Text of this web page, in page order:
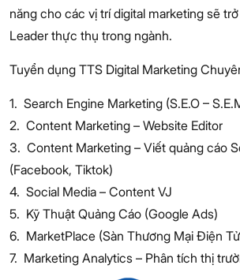
năng cho các vị trí digital marketing sẽ
Leader thực thụ trong ngành.
Tuyển dụng TTS Digital Marketing
1. Search Engine Marketing (S.E.O –
2. Content Marketing – Website Editor
3. Content Marketing – Viết quảng cáo
(Facebook, Tiktok)
4. Social Media – Content VJ
5. Kỹ Thuật Quảng Cáo (Google Ads)
6. MarketPlace (Sàn Thương Mại Điện
7. Marketing Analytics – Phân tích thị